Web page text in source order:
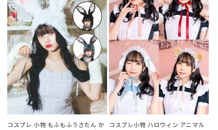
コスプレ 小物 もふもふうさたん か
コスプレ小物 ハロウィン アニマル